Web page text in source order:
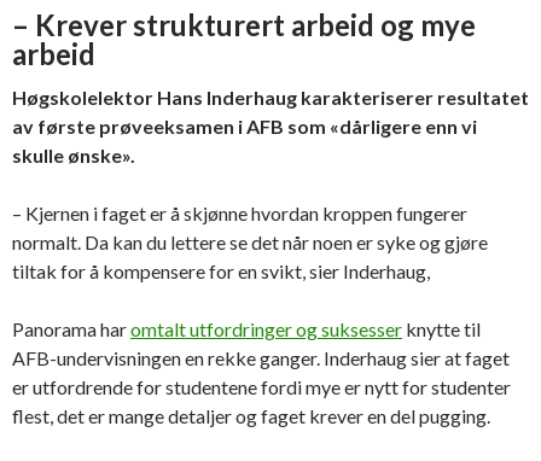
– Krever strukturert arbeid og mye
arbeid
Høgskolelektor Hans Inderhaug karakteriserer resultatet
av første prøveeksamen i AFB som «dårligere enn vi
skulle ønske».
– Kjernen i faget er å skjønne hvordan kroppen fungerer
normalt. Da kan du lettere se det når noen er syke og gjøre
tiltak for å kompensere for en svikt, sier Inderhaug,
Panorama haromtalt utfordringer og suksesser knytte til
AFB-undervisningen en rekke ganger. Inderhaug sier at faget
er utfordrende for studentene fordi mye er nytt for studenter
flest, det er mange detaljer og faget krever en del pugging.